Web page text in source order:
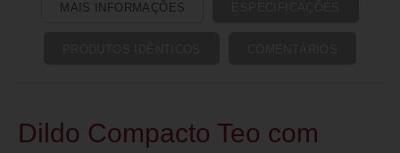
MAIS INFORMAÇÕES
Dildo Compacto Teo com